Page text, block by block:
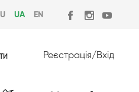
UA EN
Реєстрація/Вхід